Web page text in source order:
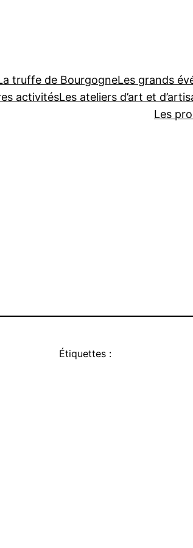
truffe de BourgogneLes grands
activitésLes ateliers d’art et
Les
Étiquettes :